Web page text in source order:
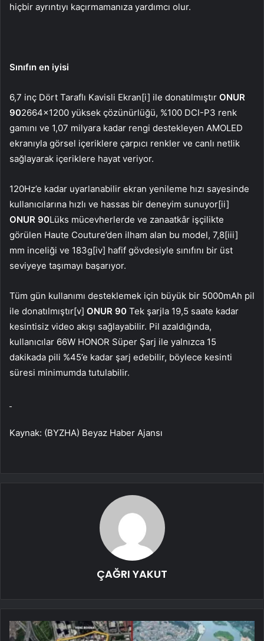
hiçbir ayrıntıyı kaçırmamanıza yardımcı olur.
Sınıfın en iyisi
6,7 inç Dört Taraflı Kavisli Ekran[i] ile donatılmıştır ONUR
902664×1200 yüksek çözünürlüğü, %100 DCI-P3 renk
gamını ve 1,07 milyara kadar rengi destekleyen AMOLED
ekranıyla görsel içeriklere çarpıcı renkler ve canlı netlik
sağlayarak içeriklere hayat veriyor.
120Hz’e kadar uyarlanabilir ekran yenileme hızı sayesinde
kullanıcılarına hızlı ve hassas bir deneyim sunuyor[ii]
ONUR 90Lüks mücevherlerde ve zanaatkâr işçilikte
görülen Haute Couture’den ilham alan bu model, 7,8[iii]
mm inceliği ve 183g[iv] hafif gövdesiyle sınıfını bir üst
seviyeye taşımayı başarıyor.
Tüm gün kullanımı desteklemek için büyük bir 5000mAh pil
ile donatılmıştır[v] ONUR 90 Tek şarjla 19,5 saate kadar
kesintisiz video akışı sağlayabilir. Pil azaldığında,
kullanıcılar 66W HONOR Süper Şarj ile yalnızca 15
dakikada pili %45’e kadar şarj edebilir, böylece kesinti
süresi minimumda tutulabilir.
Kaynak: (BYZHA) Beyaz Haber Ajansı
ÇAĞRI YAKUT